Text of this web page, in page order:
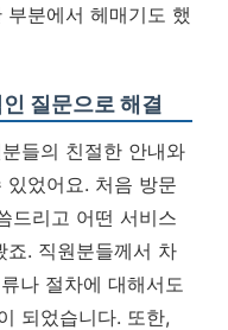
분에서 헤매기도 했
질문으로 해결
들의 친절한 안내와
었어요. 처음 방문
드리고 어떤 서비스
죠. 직원분들께서 차
나 절차에 대해서도
되었습니다. 또한,